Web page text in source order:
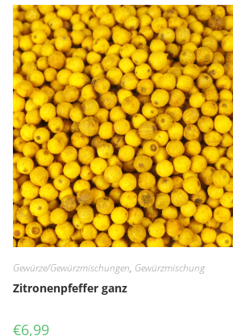
Gewürze/Gewürzmischungen, Gewürzmischung
Zitronenpfeffer ganz
€6,99